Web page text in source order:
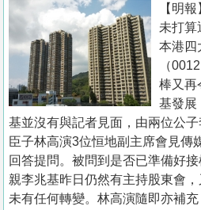
業
冊
關
於
我
們
【明
未打算
本港四
（
棒又再
基發展
基並沒有與記者見面，由兩位公
臣子林高演3位恒地副主席會見傳
回答提問。被問到是否已準備好
親李兆基昨日仍然有主持股東會
未有任何轉變。林高演隨即亦補